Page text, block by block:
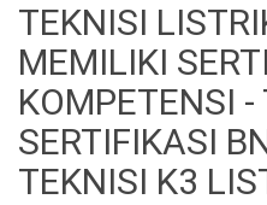
TEKNISI
MEMILIKI
KOMPETENSI
SERTIFIKASI
TEKNISI K3